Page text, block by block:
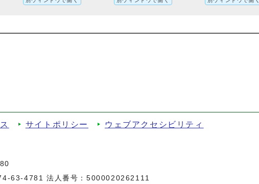
サイトポリシー ウェブアクセシビリティ
63-4781 法人番号：5000020262111